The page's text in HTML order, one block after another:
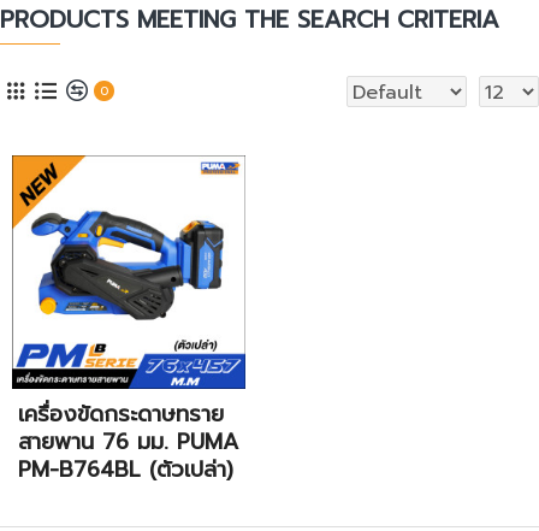
PRODUCTS MEETING THE SEARCH CRITERIA
0
เครื่องขัดกระดาษทราย
สายพาน 76 มม. PUMA
PM-B764BL (ตัวเปล่า)